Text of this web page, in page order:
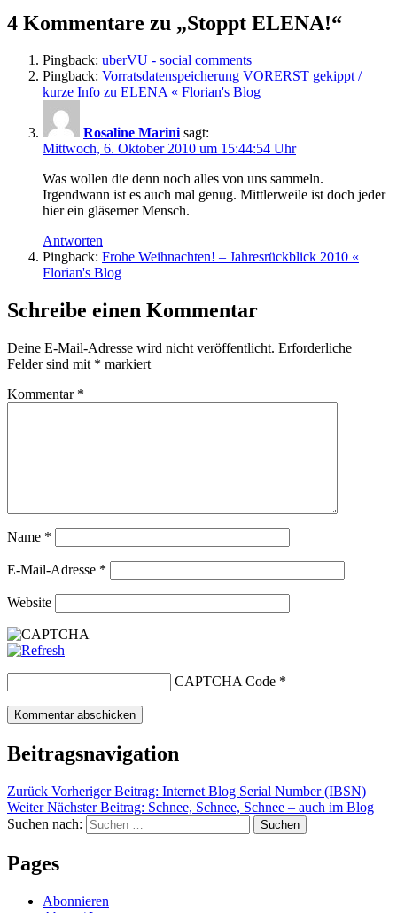
4 Kommentare zu „Stoppt ELENA!“
Pingback: uberVU - social comments
Pingback: Vorratsdatenspeicherung VORERST gekippt /
kurze Info zu ELENA « Florian's Blog
Rosaline Marini sagt:
Mittwoch, 6. Oktober 2010 um 15:44:54 Uhr
Was wollen die denn noch alles von uns sammeln.
Irgendwann ist es auch mal genug. Mittlerweile ist doch jeder
hier ein gläserner Mensch.
Antworten
Pingback: Frohe Weihnachten! – Jahresrückblick 2010 «
Florian's Blog
Schreibe einen Kommentar
Deine E-Mail-Adresse wird nicht veröffentlicht. Erforderliche
Felder sind mit * markiert
Kommentar *
Name *
E-Mail-Adresse *
Website
CAPTCHA Code *
Beitragsnavigation
Zurück Vorheriger Beitrag: Internet Blog Serial Number (IBSN)
Weiter Nächster Beitrag: Schnee, Schnee, Schnee – auch im Blog
Suchen nach:
Suchen
Pages
Abonnieren